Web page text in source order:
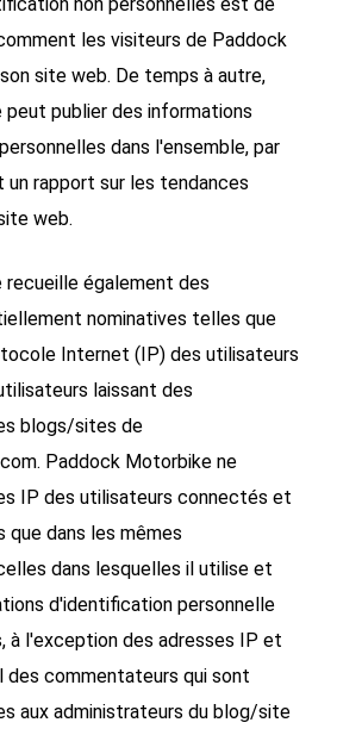
les visiteurs de Paddock
site web. De temps à autre,
publier des informations
dans l'ensemble, par
un rapport sur les tendances
web.
également des
nominatives telles que
Internet (IP) des utilisateurs
laissant des
blogs/sites de
Paddock Motorbike ne
IP des utilisateurs connectés et
dans les mêmes
dans lesquelles il utilise et
d'identification personnelle
à l'exception des adresses IP et
des commentateurs qui sont
aux administrateurs du blog/site